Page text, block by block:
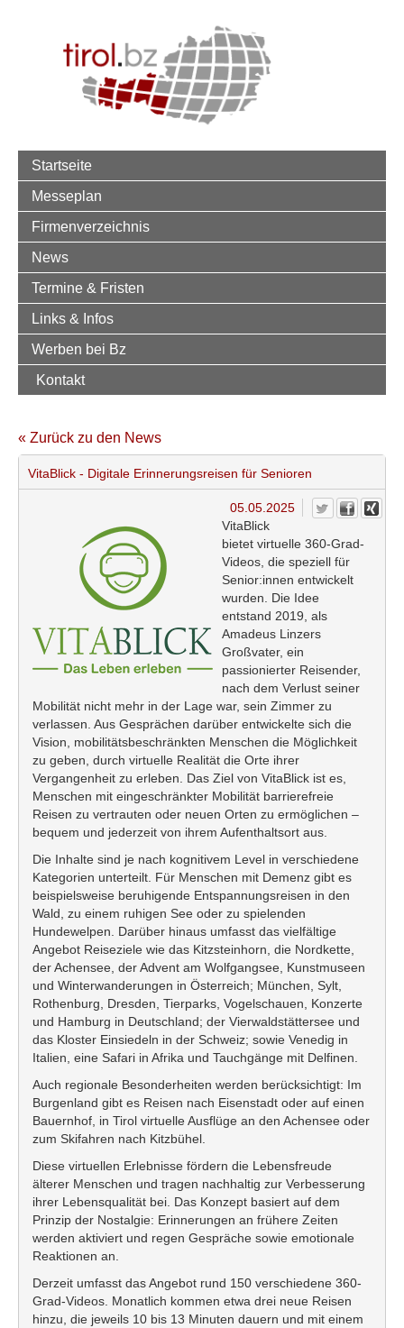
Startseite
Messeplan
Firmenverzeichnis
News
Termine & Fristen
Links & Infos
Werben bei Bz
Kontakt
« Zurück zu den News
VitaBlick - Digitale Erinnerungsreisen für Senioren
05.05.2025
VitaBlick
bietet virtuelle 360-Grad-
Videos, die speziell für
Senior:innen entwickelt
wurden. Die Idee
entstand 2019, als
Amadeus Linzers
Großvater, ein
passionierter Reisender,
nach dem Verlust seiner
Mobilität nicht mehr in der Lage war, sein Zimmer zu
verlassen. Aus Gesprächen darüber entwickelte sich die
Vision, mobilitätsbeschränkten Menschen die Möglichkeit
zu geben, durch virtuelle Realität die Orte ihrer
Vergangenheit zu erleben. Das Ziel von VitaBlick ist es,
Menschen mit eingeschränkter Mobilität barrierefreie
Reisen zu vertrauten oder neuen Orten zu ermöglichen –
bequem und jederzeit von ihrem Aufenthaltsort aus.
Die Inhalte sind je nach kognitivem Level in verschiedene
Kategorien unterteilt. Für Menschen mit Demenz gibt es
beispielsweise beruhigende Entspannungsreisen in den
Wald, zu einem ruhigen See oder zu spielenden
Hundewelpen. Darüber hinaus umfasst das vielfältige
Angebot Reiseziele wie das Kitzsteinhorn, die Nordkette,
der Achensee, der Advent am Wolfgangsee, Kunstmuseen
und Winterwanderungen in Österreich; München, Sylt,
Rothenburg, Dresden, Tierparks, Vogelschauen, Konzerte
und Hamburg in Deutschland; der Vierwaldstättersee und
das Kloster Einsiedeln in der Schweiz; sowie Venedig in
Italien, eine Safari in Afrika und Tauchgänge mit Delfinen.
Auch regionale Besonderheiten werden berücksichtigt: Im
Burgenland gibt es Reisen nach Eisenstadt oder auf einen
Bauernhof, in Tirol virtuelle Ausflüge an den Achensee oder
zum Skifahren nach Kitzbühel.
Diese virtuellen Erlebnisse fördern die Lebensfreude
älterer Menschen und tragen nachhaltig zur Verbesserung
ihrer Lebensqualität bei. Das Konzept basiert auf dem
Prinzip der Nostalgie: Erinnerungen an frühere Zeiten
werden aktiviert und regen Gespräche sowie emotionale
Reaktionen an.
Derzeit umfasst das Angebot rund 150 verschiedene 360-
Grad-Videos. Monatlich kommen etwa drei neue Reisen
hinzu, die jeweils 10 bis 13 Minuten dauern und mit einem